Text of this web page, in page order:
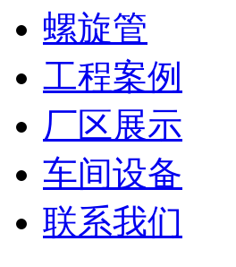
螺旋管
工程案例
厂区展示
车间设备
联系我们